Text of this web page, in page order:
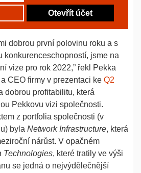
Otevřít účet
dobrou první polovinu roku a s
konkurenceschopností, jsme na
vize pro rok 2022,” řekl Pekka
CEO firmy v prezentaci ke Q2
dobrou profitabilitu, která
Pekkovu vizi společnosti.
z portfolia společnosti (v
byla Network Infrastructure, která
nárůst. V opačném
Technologies, které tratily ve výši
se jedná o nejvýdělečnější